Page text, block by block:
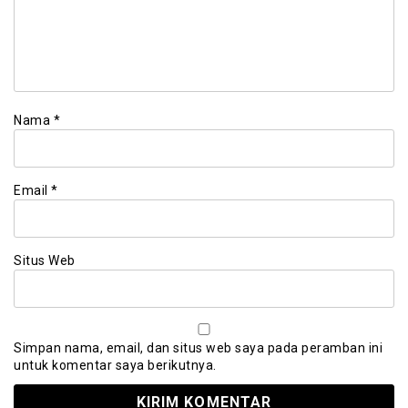
Nama *
Email *
Situs Web
Simpan nama, email, dan situs web saya pada peramban ini
untuk komentar saya berikutnya.